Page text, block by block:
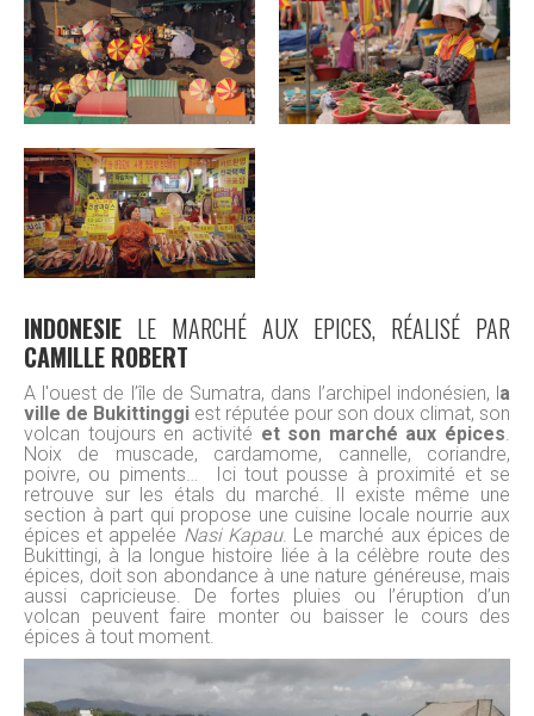
INDONESIE LE MARCHÉ AUX EPICES, RÉALISÉ PAR
CAMILLE ROBERT
A l'ouest de l’île de Sumatra, dans l’archipel indonésien, la
ville de Bukittinggi est réputée pour son doux climat, son
volcan toujours en activité et son marché aux épices
Noix de muscade, cardamome, cannelle, coriandre,
poivre, ou piments… Ici tout pousse à proximité et se
retrouve sur les étals du marché. Il existe même une
section à part qui propose une cuisine locale nourrie aux
épices et appelée Nasi Kapau. Le marché aux épices de
Bukittingi, à la longue histoire liée à la célèbre route des
épices, doit son abondance à une nature généreuse, mais
aussi capricieuse. De fortes pluies ou l’éruption d’un
volcan peuvent faire monter ou baisser le cours des
épices à tout moment.